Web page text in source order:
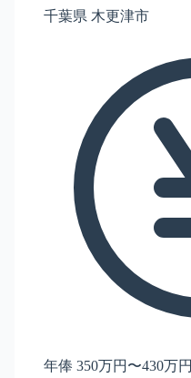
千葉県 木更津市
年俸 350万円〜430万円